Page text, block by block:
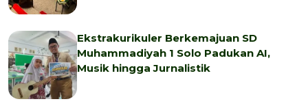
Ekstrakurikuler Berkemajuan SD
Muhammadiyah 1 Solo Padukan AI,
Musik hingga Jurnalistik